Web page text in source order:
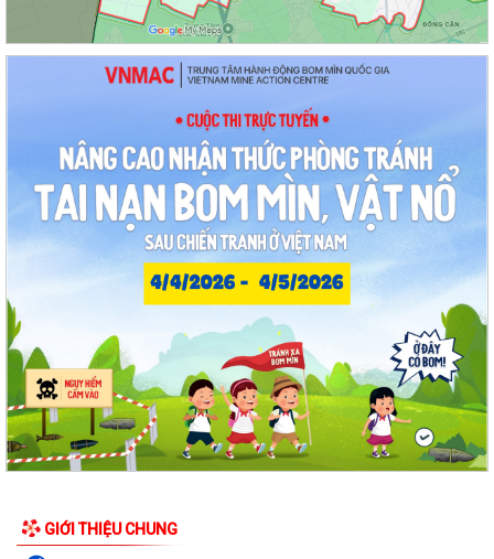
GIỚI THIỆU CHUNG
Hội nghị công bố quyết định công tác cán bộ
Chương trình Công tác tuần của Chủ tịch, các Phó Chủ tịch UBND
phường (Từ 03/8/2026 đến 09/8/2026)
Thông tin về chương trình thu hồi xe CB1000 Hornet (xe nhập khẩu) và
xe Rebel 500 & CL 500 (xe nhập...
Phường Thạch Khôi triển khai kế hoạch tuyên truyền, vận động hiến
máu tình nguyện năm 2026
Quyết định Về việc Ban hành Quy chế phát ngôn và cung cấp thông tin
cho báo chí của Ủy ban nhân...
Quyết định Về việc thu hồi đất để GPMB thực hiện Dự án: Mở rộng
đường Lý Thái Tông kéo dài (đoạn...
Quyết định Về việc thu hồi đất để GPMB thực hiện Dự án: Mở rộng
đường Lý Thái Tông kéo dài (đoạn...
Quyết định Về việc thu hồi đất để GPMB thực hiện Dự án: Mở rộng